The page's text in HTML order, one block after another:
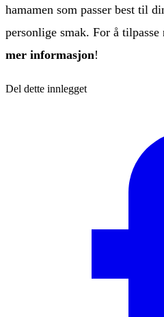
hamamen som passer best til
personlige smak. For å tilpasse
mer informasjon!
Del dette innlegget